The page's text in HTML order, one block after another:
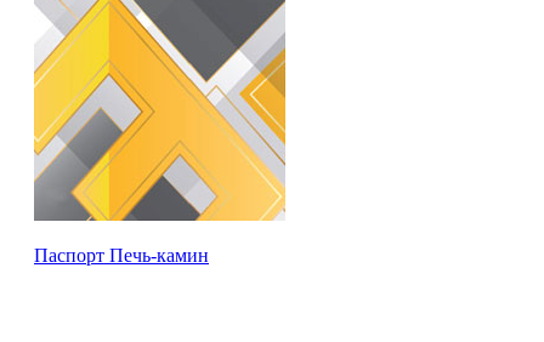
Паспорт Печь-камин